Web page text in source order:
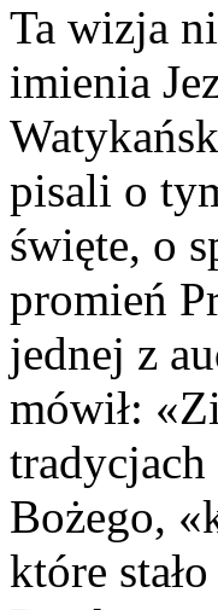
Ta wizja
imienia
pisali o
święte, o
promień
jednej z
mówił:
Bożego,
które